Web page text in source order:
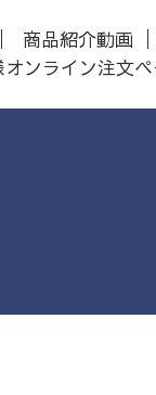
商品紹介動画
オンライン注文